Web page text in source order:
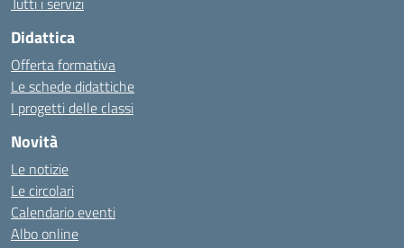
Didattica
Offerta formativa
Le schede didattiche
I progetti delle classi
Novità
Le notizie
Le circolari
Calendario eventi
Albo online